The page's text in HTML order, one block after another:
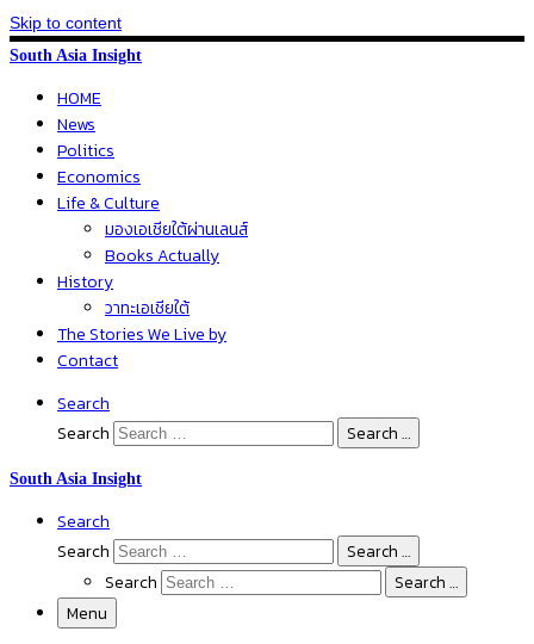
Skip to content
South Asia Insight
HOME
News
Politics
Economics
Life & Culture
มองเอเชียใต้ผ่านเลนส์
Books Actually
History
วาทะเอเชียใต้
The Stories We Live by
Contact
Search
Search
Search …
South Asia Insight
Search
Search
Search …
Search
Search …
Menu